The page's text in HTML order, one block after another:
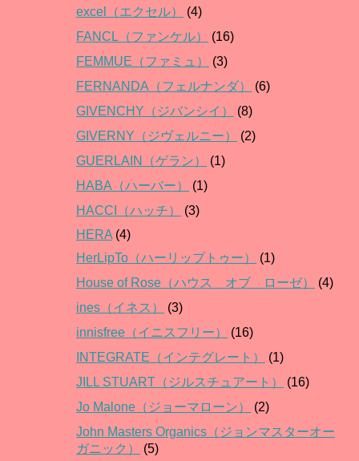
excel（エクセル）
(4)
FANCL（ファンケル）
(16)
FEMMUE（ファミュ）
(3)
FERNANDA（フェルナンダ）
(6)
GIVENCHY（ジバンシイ）
(8)
GIVERNY（ジヴェルニー）
(2)
GUERLAIN（ゲラン）
(1)
HABA（ハーバー）
(1)
HACCI（ハッチ）
(3)
HERA (4)
HerLipTo（ハーリップトゥー）
(1)
House of Rose（ハウス オブ ローゼ）
(4)
ines（イネス）
(3)
innisfree（イニスフリー）
(16)
INTEGRATE（インテグレート）
(1)
JILL STUART（ジルスチュアート）
(16)
Jo Malone（ジョーマローン）
(2)
John Masters Organics（ジョンマスターオー
ガニック）
(5)